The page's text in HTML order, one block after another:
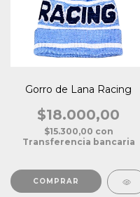
Gorro de Lana Racing
$18.000,00
$15.300,00 con
Transferencia bancaria